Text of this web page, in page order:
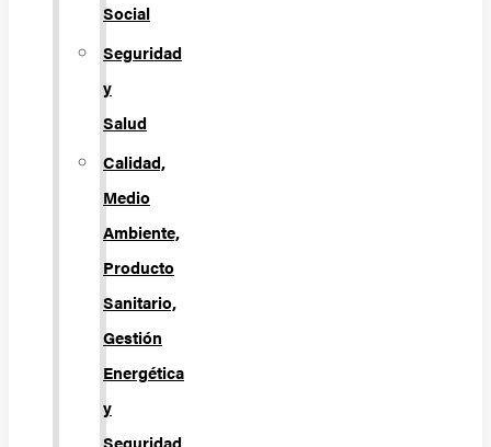
Social
Seguridad
y
Salud
Calidad,
Medio
Ambiente,
Producto
Sanitario,
Gestión
Energética
y
Seguridad